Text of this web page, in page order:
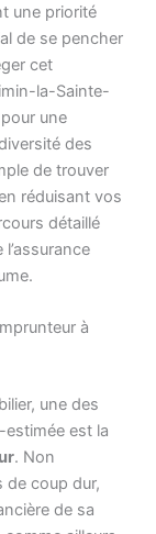
une priorité
de se pencher
cet
la-Sainte-
une
des
de trouver
réduisant vos
détaillé
à
une des
est la
. Non
de coup dur,
de sa